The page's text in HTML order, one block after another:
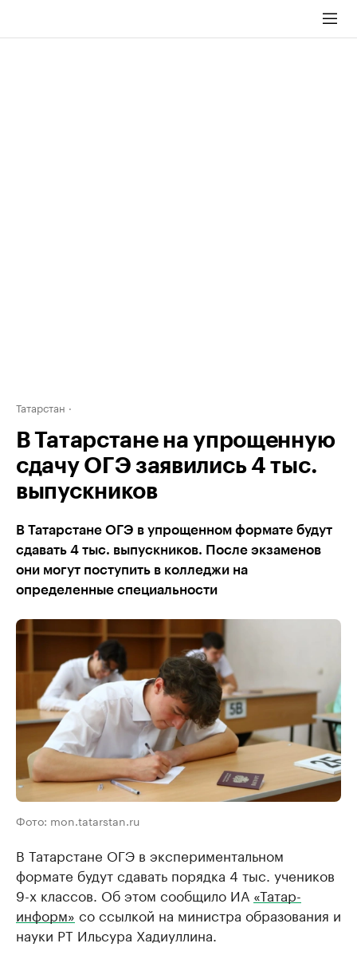
Татарстан
В Татарстане на упрощенную
сдачу ОГЭ заявились 4 тыс.
выпускников
В Татарстане ОГЭ в упрощенном формате будут
сдавать 4 тыс. выпускников. После экзаменов
они могут поступить в колледжи на
определенные специальности
Фото: mon.tatarstan.ru
В Татарстане ОГЭ в экспериментальном
формате будут сдавать порядка 4 тыс. учеников
9-х классов. Об этом сообщило ИА «Татар-
информ» со ссылкой на министра образования и
науки РТ Ильсура Хадиуллина.